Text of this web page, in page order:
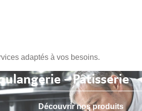
adaptés à vos besoins.
- Pâtisserie
Découvrir nos produits